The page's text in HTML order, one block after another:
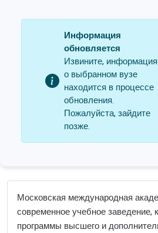
Информация
обновляется
Извините, информация
о выбранном вузе
находится в процессе
обновления.
Пожалуйста, зайдите
позже.
Московская международная
современное учебное заведение,
программы высшего и